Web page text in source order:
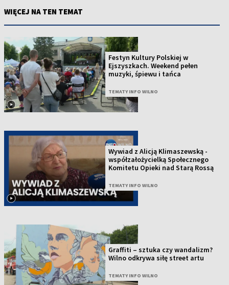
WIĘCEJ NA TEN TEMAT
Festyn Kultury Polskiej w
Ejszyszkach. Weekend pełen
muzyki, śpiewu i tańca
TEMATY INFO WILNO
Wywiad z Alicją Klimaszewską -
współzałożycielką Społecznego
Komitetu Opieki nad Starą Rossą
TEMATY INFO WILNO
Graffiti – sztuka czy wandalizm?
Wilno odkrywa siłę street artu
TEMATY INFO WILNO